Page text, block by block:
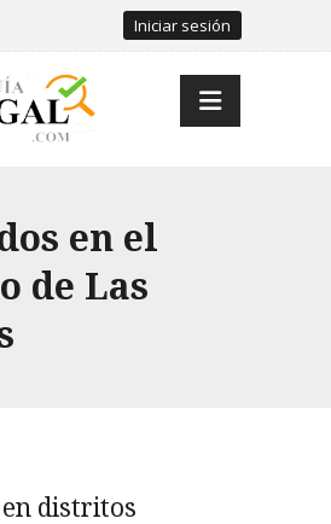
Iniciar sesión
en el
de Las
distritos